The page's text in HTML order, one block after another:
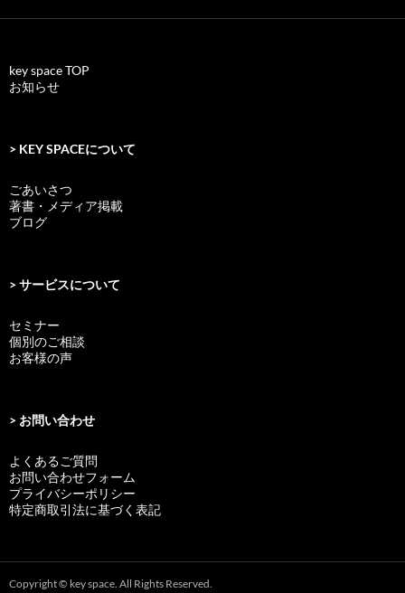
key space TOP
お知らせ
> KEY SPACEについて
ごあいさつ
著書・メディア掲載
ブログ
> サービスについて
セミナー
個別のご相談
お客様の声
> お問い合わせ
よくあるご質問
お問い合わせフォーム
プライバシーポリシー
特定商取引法に基づく表記
Copyright © key space. All Rights Reserved.